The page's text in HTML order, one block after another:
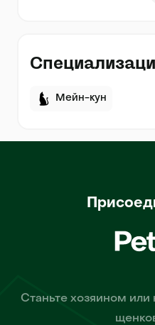
Мейн-кун
Станьте хозяином